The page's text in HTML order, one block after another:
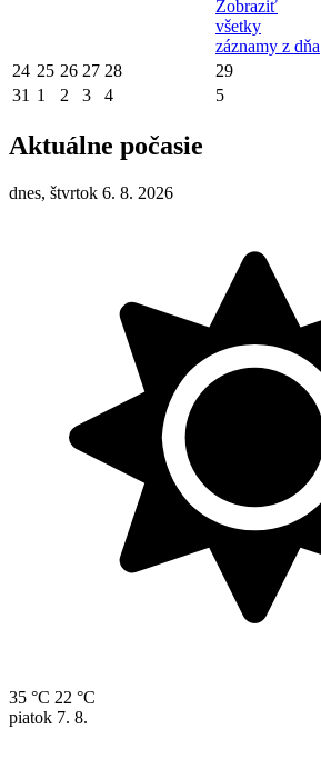
Zobraziť
všetky
záznamy z dňa
24 25 26 27 28 29
31 1 2 3 4 5
Aktuálne počasie
dnes, štvrtok 6. 8. 2026
35 °C 22 °C
piatok 7. 8.